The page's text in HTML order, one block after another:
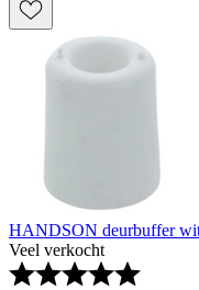
HANDSON deurbuffer
Veel verkocht